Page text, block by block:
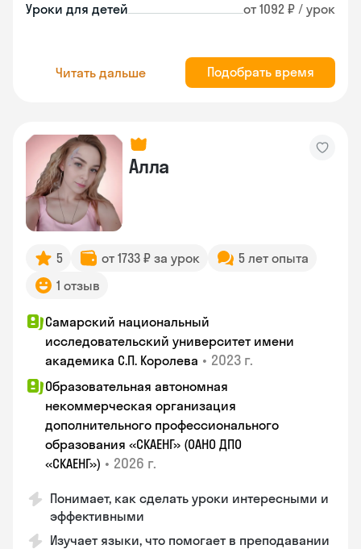
Уроки для детей от 1092 ₽ / урок
Читать дальше Подобрать время
Алла
5 от 1733 ₽ за урок
5 лет опыта
1 отзыв
Самарский национальный
исследовательский университет имени
академика С.П. Королева • 2023 г.
Образовательная автономная
некоммерческая организация
дополнительного профессионального
образования «СКАЕНГ» (ОАНО ДПО
«СКАЕНГ») • 2026 г.
Понимает, как сделать уроки интересными и
эффективными
Изучает языки, что помогает в преподавании